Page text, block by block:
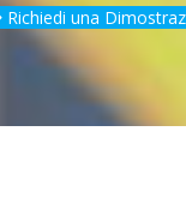
Richiedi una